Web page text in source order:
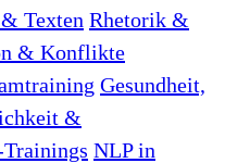
Texten Rhetorik &
& Konflikte
Gesundheit,
&
NLP in